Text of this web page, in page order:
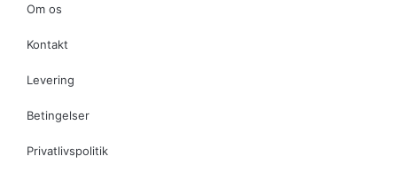
Om os
Kontakt
Levering
Betingelser
Privatlivspolitik